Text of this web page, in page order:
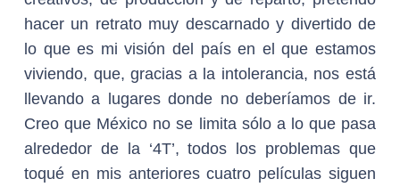
hacer un retrato muy descarnado y divertido de
lo que es mi visión del país en el que estamos
viviendo, que, gracias a la intolerancia, nos está
llevando a lugares donde no deberíamos de ir.
Creo que México no se limita sólo a lo que pasa
alrededor de la ‘4T’, todos los problemas que
toqué en mis anteriores cuatro películas siguen